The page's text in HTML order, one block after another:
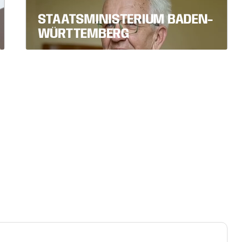
STAATSMINISTERIUM BADEN-
WÜRTTEMBERG